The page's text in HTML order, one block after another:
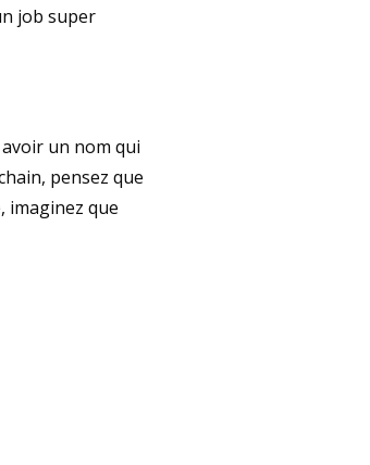
job super
avoir un nom qui
pensez que
imaginez que